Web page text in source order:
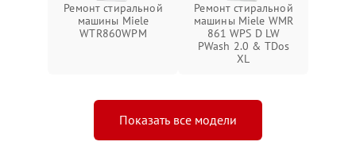
Ремонт стиральной
машины Miele
WTR860WPM
Ремонт стиральной
машины Miele WMR
861 WPS D LW
PWash 2.0 & TDos
XL
Показать все модели